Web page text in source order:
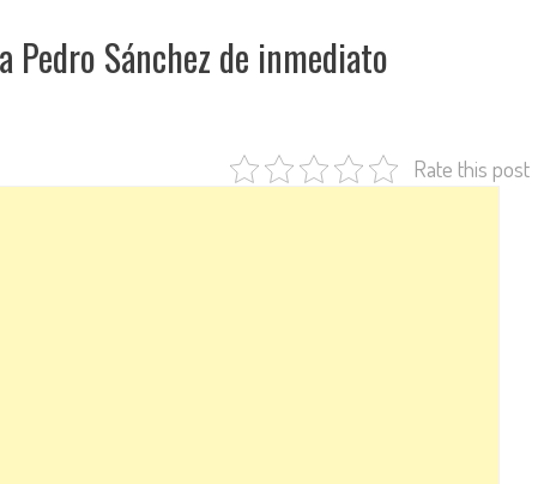
Pedro Sánchez de inmediato
Rate this post